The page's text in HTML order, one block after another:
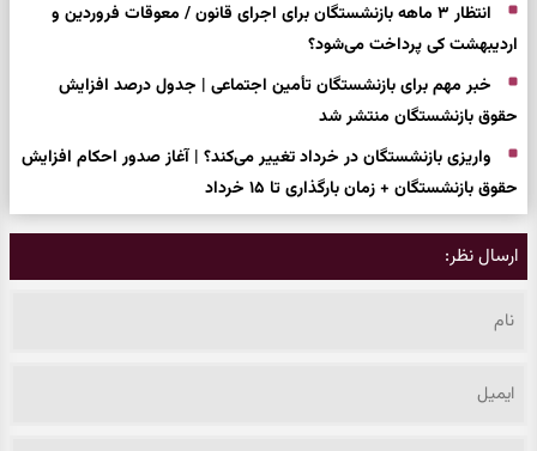
انتظار ۳ ماهه بازنشستگان برای اجرای قانون / معوقات فروردین و
اردیبهشت کی پرداخت می‌شود؟
خبر مهم برای بازنشستگان تأمین اجتماعی | جدول درصد افزایش
حقوق بازنشستگان منتشر شد
واریزی بازنشستگان در خرداد تغییر می‌کند؟ | آغاز صدور احکام افزایش
حقوق بازنشستگان + زمان بارگذاری تا ۱۵ خرداد
ارسال نظر: